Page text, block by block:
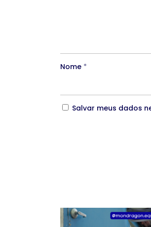
Nome *
Salvar meus dados